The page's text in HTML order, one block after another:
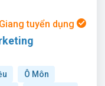
tuyển dụng
Ô Môn